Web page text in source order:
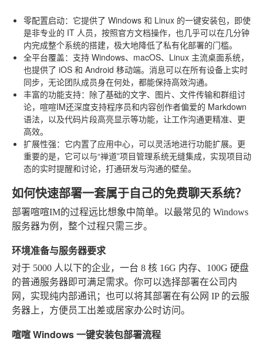
零配置启动：它提供了 Windows 和 Linux 的一键安装包，即使
是非专业的 IT 人员，按照官方文档操作，也几乎可以在几分钟
内完成整个系统的搭建，极大地降低了私有化部署的门槛。
全平台覆盖：支持 Windows、macOS、Linux 主流桌面系统，
也提供了 iOS 和 Android 移动端。消息可以在所有设备上实时
同步，无论团队成员身在何处，都能保持高效沟通。
丰富的功能支持：除了基础的文字、图片、文件传输和群组讨
论，喧喧IM还深度支持程序员和内容创作者偏爱的 Markdown
语法，以及代码片段高亮显示等功能，让工作沟通更精准、更
高效。
扩展性强：它内置了应用中心，可以灵活地进行功能扩展。更
重要的是，它可以与“禅道”项目管理系统无缝集成，实现项目动
态的实时提醒和讨论，打通研发与沟通的壁垒。
如何快速部署一套属于自己的免费聊天系统？
部署喧喧IM的过程远比想象中简单。以最常见的 Windows
服务器为例，整个过程只需三步。
环境准备与服务器要求
对于 5000 人以下的企业，一台 8 核 16G 内存、100G 硬盘
的普通服务器即可满足需求。你可以选择部署在公司内
网，实现纯内部通讯；也可以将其部署在有公网 IP 的云服
务器上，方便员工出差或居家办公时访问。
喧喧 Windows 一键安装包部署流程